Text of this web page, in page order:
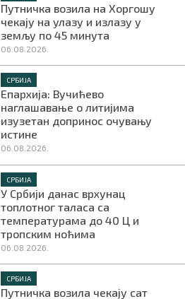
Путничка возила на Хоргошу
чекају на улазу и излазу у
земљу по 45 минута
06.08.2026.
СРБИЈА
Епархија: Вучићево
наглашавање о литијима
изузетан допринос очувању
истине
06.08.2026.
СРБИЈА
У Србији данас врхунац
топлотног таласа са
температурама до 40 Ц и
тропским ноћима
06.08.2026.
СРБИЈА
Путничка возила чекају сат